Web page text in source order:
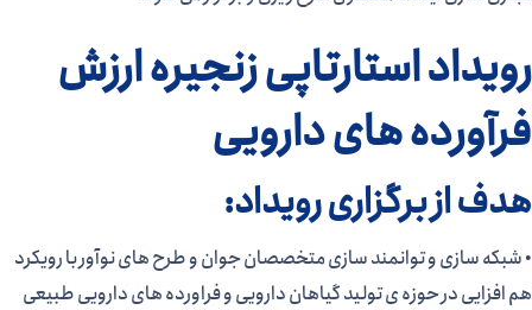
رویداد استارتاپی زنجیره ارزش
فرآورده های دارویی
هدف از برگزاری رویداد:​
• شبکه سازی و توانمند سازی متخصصان جوان و طرح های نوآور با رویکرد
هم افزایی در حوزه ی تولید گیاهان دارویی و فراورده های دارویی طبیعی